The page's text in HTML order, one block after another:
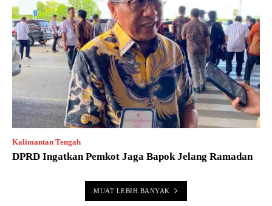
Kalimantan Tengah
DPRD Ingatkan Pemkot Jaga Bapok Jelang Ramadan
MUAT LEBIH BANYAK